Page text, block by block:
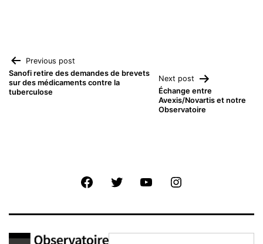
Navigation
de
Previous post
Sanofi retire des demandes de brevets
sur des médicaments contre la
tuberculose
Next post
Échange entre
Avexis/Novartis et notre
Observatoire
FacebookTwitter Youtube